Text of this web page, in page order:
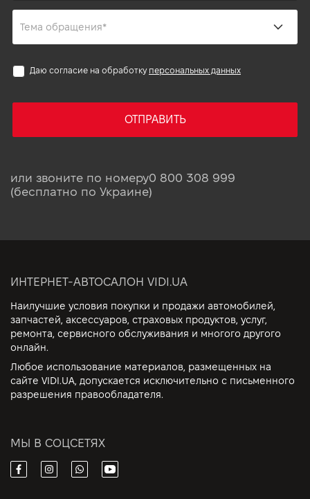
Даю согласие на обработку персональных данных
ОТПРАВИТЬ
или звоните по номеру0 800 308 999
(бесплатно по Украине)
ИНТЕРНЕТ-АВТОСАЛОН VIDI.UA
Наилучшие условия покупки и продажи автомобилей,
запчастей, аксессуаров, страховых продуктов, услуг,
ремонта, сервисного обслуживания и многого другого
онлайн.
Любое использование материалов, размещенных на
сайте VIDI.UA, допускается исключительно с письменного
разрешения правообладателя.
МЫ В СОЦСЕТЯХ